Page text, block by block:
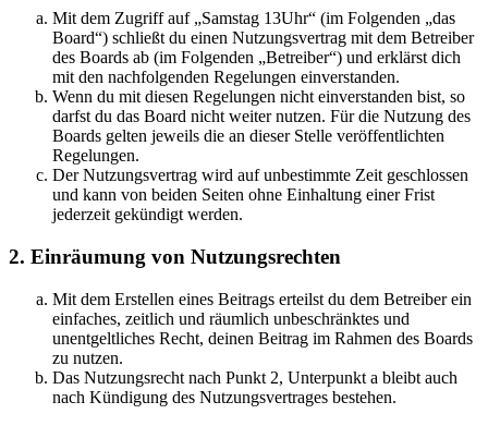
Mit dem Zugriff auf „Samstag 13Uhr“ (im Folgenden „das
Board“) schließt du einen Nutzungsvertrag mit dem Betreiber
des Boards ab (im Folgenden „Betreiber“) und erklärst dich
mit den nachfolgenden Regelungen einverstanden.
Wenn du mit diesen Regelungen nicht einverstanden bist, so
darfst du das Board nicht weiter nutzen. Für die Nutzung des
Boards gelten jeweils die an dieser Stelle veröffentlichten
Regelungen.
Der Nutzungsvertrag wird auf unbestimmte Zeit geschlossen
und kann von beiden Seiten ohne Einhaltung einer Frist
jederzeit gekündigt werden.
2. Einräumung von Nutzungsrechten
Mit dem Erstellen eines Beitrags erteilst du dem Betreiber ein
einfaches, zeitlich und räumlich unbeschränktes und
unentgeltliches Recht, deinen Beitrag im Rahmen des Boards
zu nutzen.
Das Nutzungsrecht nach Punkt 2, Unterpunkt a bleibt auch
nach Kündigung des Nutzungsvertrages bestehen.